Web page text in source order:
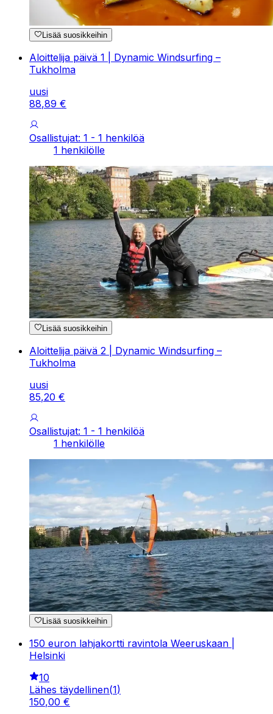
Lisää suosikkeihin
Aloittelija päivä 1 | Dynamic Windsurfing –
Tukholma
uusi
88,89 €
Osallistujat: 1 - 1 henkilöä
1 henkilölle
Lisää suosikkeihin
Aloittelija päivä 2 | Dynamic Windsurfing –
Tukholma
uusi
85,20 €
Osallistujat: 1 - 1 henkilöä
1 henkilölle
Lisää suosikkeihin
150 euron lahjakortti ravintola Weeruskaan |
Helsinki
10
Lähes täydellinen(1)
150,00 €